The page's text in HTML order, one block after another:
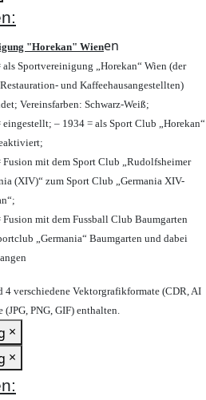
"Horekan" Wienen
als Sportvereinigung „Horekan“ Wien (der
und Kaffeehausangestellten)
Vereinsfarben: Schwarz-Weiß;
eingestellt; – 1934 = als Sport Club „Horekan“
Fusion mit dem Sport Club „Rudolfsheimer
(XIV)“ zum Sport Club „Germania XIV-
Fusion mit dem Fussball Club Baumgarten
„Germania“ Baumgarten und dabei
4 verschiedene Vektorgrafikformate (CDR, AI
PNG, GIF) enthalten.
×
×